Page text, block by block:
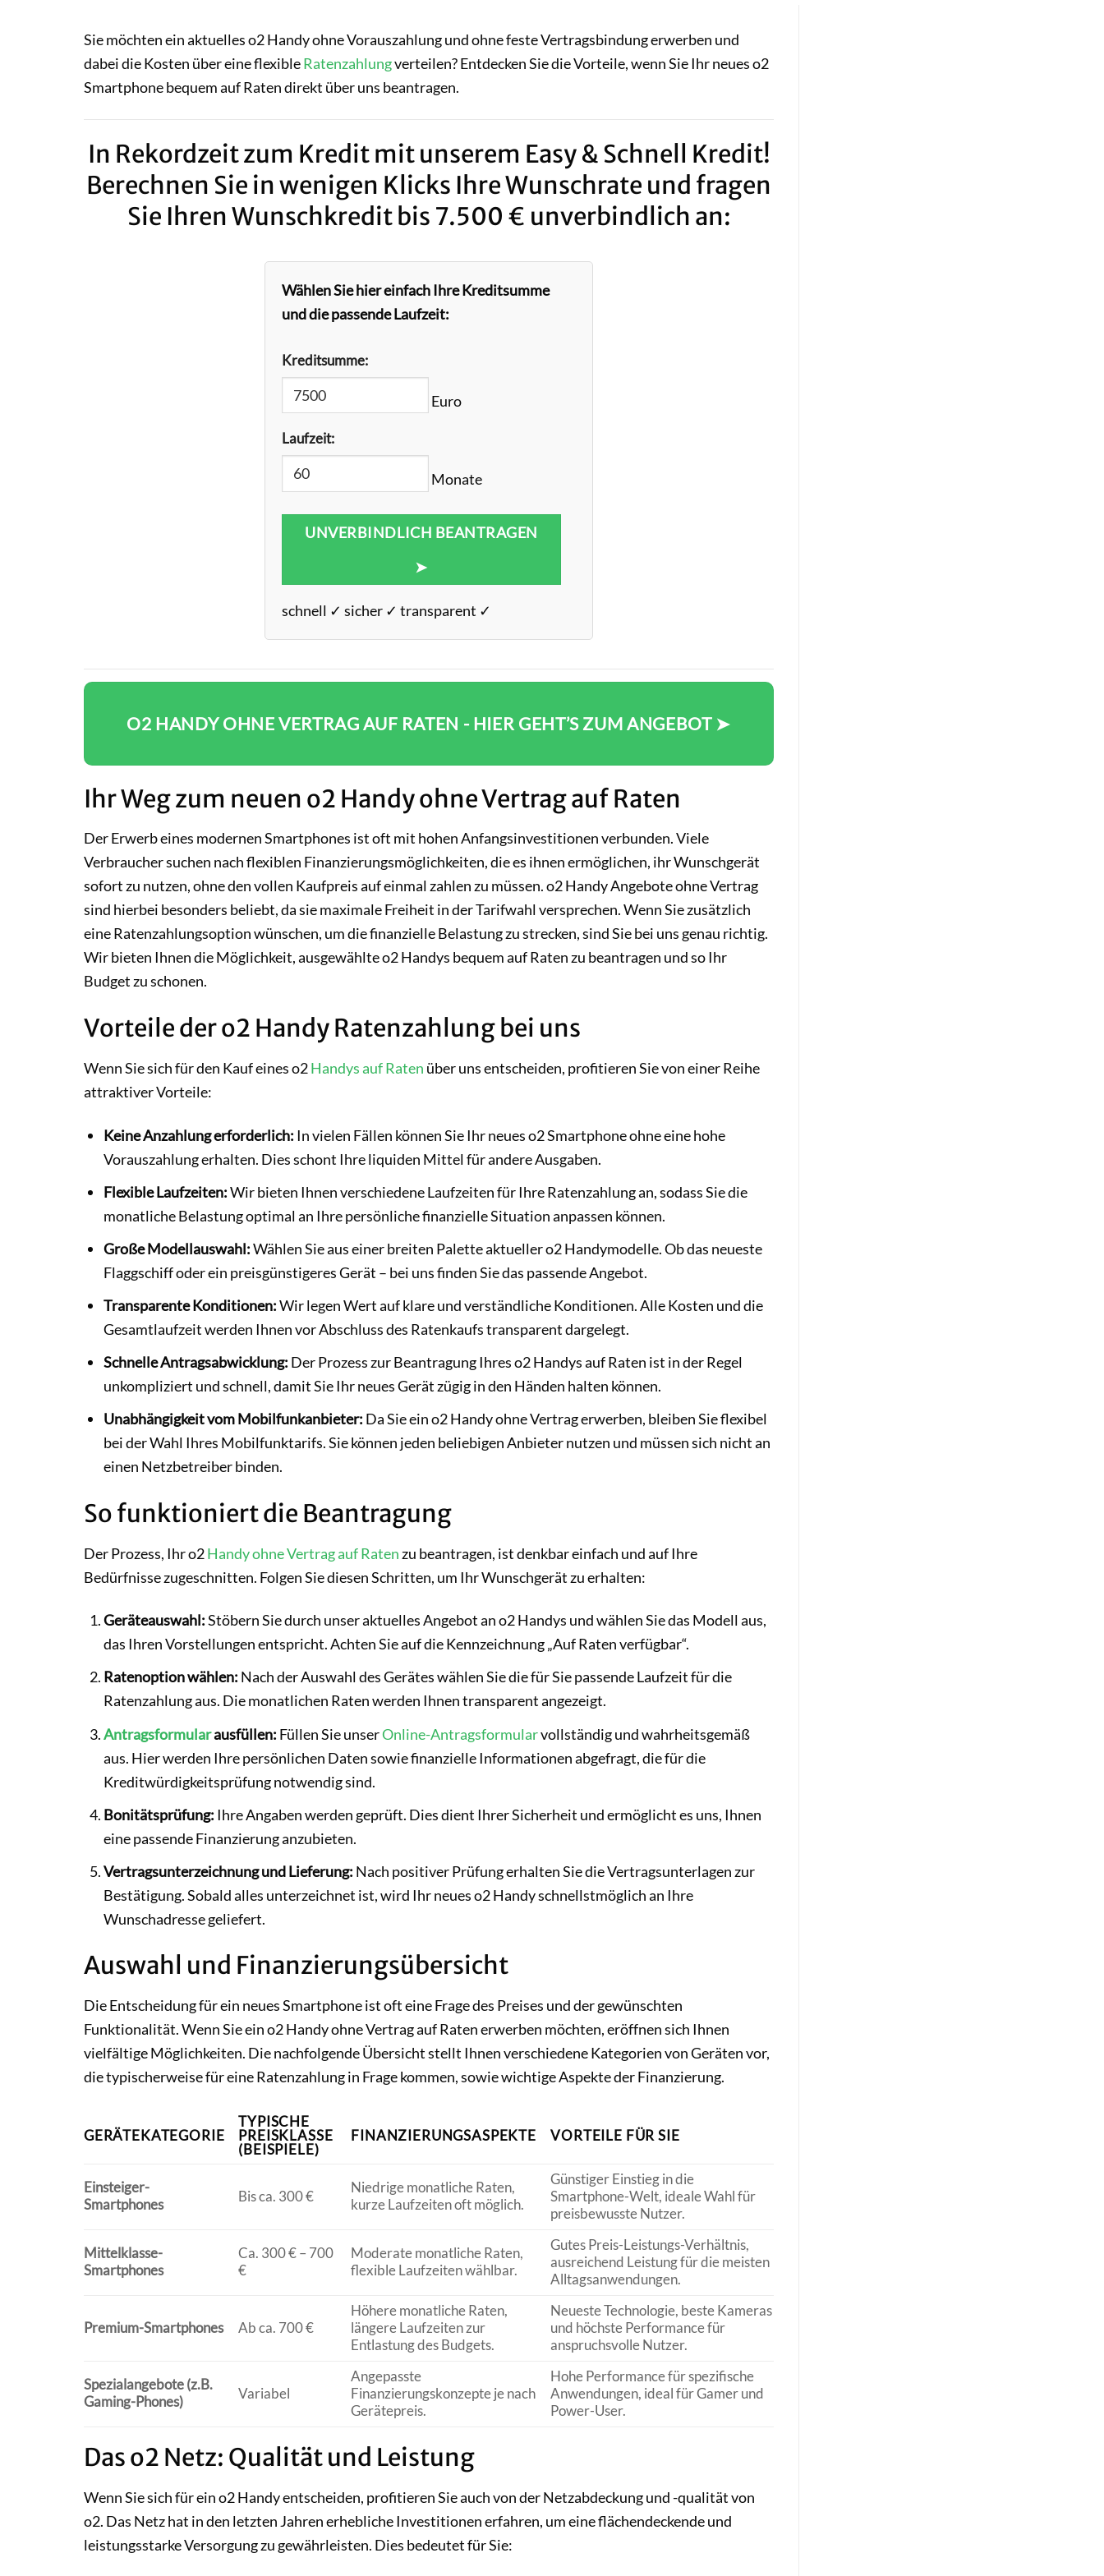
Sie möchten ein aktuelles o2 Handy ohne Vorauszahlung und ohne feste Vertragsbindung erwerben und
dabei die Kosten über eine flexibleRatenzahlungverteilen? Entdecken Sie die Vorteile, wenn Sie Ihr neues o2
Smartphone bequem auf Raten direkt über uns beantragen.
In Rekordzeit zum Kredit mit unserem Easy & Schnell Kredit!
Berechnen Sie in wenigen Klicks Ihre Wunschrate und fragen
Sie Ihren Wunschkredit bis 7.500 € unverbindlich an:
Wählen Sie hier einfach Ihre Kreditsumme
und die passende Laufzeit:
Kreditsumme:
Euro
Laufzeit:
Monate
UNVERBINDLICH BEANTRAGEN
➤
schnell ✓ sicher ✓ transparent ✓
O2 HANDY OHNE VERTRAG AUF RATEN - HIER GEHT’S ZUM ANGEBOT ➤
Ihr Weg zum neuen o2 Handy ohne Vertrag auf Raten
Der Erwerb eines modernen Smartphones ist oft mit hohen Anfangsinvestitionen verbunden. Viele
Verbraucher suchen nach flexiblen Finanzierungsmöglichkeiten, die es ihnen ermöglichen, ihr Wunschgerät
sofort zu nutzen, ohne den vollen Kaufpreis auf einmal zahlen zu müssen. o2 Handy Angebote ohne Vertrag
sind hierbei besonders beliebt, da sie maximale Freiheit in der Tarifwahl versprechen. Wenn Sie zusätzlich
eine Ratenzahlungsoption wünschen, um die finanzielle Belastung zu strecken, sind Sie bei uns genau richtig.
Wir bieten Ihnen die Möglichkeit, ausgewählte o2 Handys bequem auf Raten zu beantragen und so Ihr
Budget zu schonen.
Vorteile der o2 Handy Ratenzahlung bei uns
Wenn Sie sich für den Kauf eines o2Handys auf Raten über uns entscheiden, profitieren Sie von einer Reihe
attraktiver Vorteile:
Keine Anzahlung erforderlich: In vielen Fällen können Sie Ihr neues o2 Smartphone ohne eine hohe
Vorauszahlung erhalten. Dies schont Ihre liquiden Mittel für andere Ausgaben.
Flexible Laufzeiten:Wir bieten Ihnen verschiedene Laufzeiten für Ihre Ratenzahlung an, sodass Sie die
monatliche Belastung optimal an Ihre persönliche finanzielle Situation anpassen können.
Große Modellauswahl:Wählen Sie aus einer breiten Palette aktueller o2 Handymodelle. Ob das neueste
Flaggschiff oder ein preisgünstigeres Gerät – bei uns finden Sie das passende Angebot.
Transparente Konditionen:Wir legen Wert auf klare und verständliche Konditionen. Alle Kosten und die
Gesamtlaufzeit werden Ihnen vor Abschluss des Ratenkaufs transparent dargelegt.
Schnelle Antragsabwicklung: Der Prozess zur Beantragung Ihres o2 Handys auf Raten ist in der Regel
unkompliziert und schnell, damit Sie Ihr neues Gerät zügig in den Händen halten können.
Unabhängigkeit vom Mobilfunkanbieter: Da Sie ein o2 Handy ohne Vertrag erwerben, bleiben Sie flexibel
bei der Wahl Ihres Mobilfunktarifs. Sie können jeden beliebigen Anbieter nutzen und müssen sich nicht an
einen Netzbetreiber binden.
So funktioniert die Beantragung
Der Prozess, Ihr o2Handy ohne Vertrag auf Ratenzu beantragen, ist denkbar einfach und auf Ihre
Bedürfnisse zugeschnitten. Folgen Sie diesen Schritten, um Ihr Wunschgerät zu erhalten:
Geräteauswahl:Stöbern Sie durch unser aktuelles Angebot an o2 Handys und wählen Sie das Modell aus,
das Ihren Vorstellungen entspricht. Achten Sie auf die Kennzeichnung „Auf Raten verfügbar“.
Ratenoption wählen: Nach der Auswahl des Gerätes wählen Sie die für Sie passende Laufzeit für die
Ratenzahlung aus. Die monatlichen Raten werden Ihnen transparent angezeigt.
Antragsformularausfüllen: Füllen Sie unserOnline-Antragsformularvollständig und wahrheitsgemäß
aus. Hier werden Ihre persönlichen Daten sowie finanzielle Informationen abgefragt, die für die
Kreditwürdigkeitsprüfung notwendig sind.
Bonitätsprüfung: Ihre Angaben werden geprüft. Dies dient Ihrer Sicherheit und ermöglicht es uns, Ihnen
eine passende Finanzierung anzubieten.
Vertragsunterzeichnung und Lieferung: Nach positiver Prüfung erhalten Sie die Vertragsunterlagen zur
Bestätigung. Sobald alles unterzeichnet ist, wird Ihr neues o2 Handy schnellstmöglich an Ihre
Wunschadresse geliefert.
Auswahl und Finanzierungsübersicht
Die Entscheidung für ein neues Smartphone ist oft eine Frage des Preises und der gewünschten
Funktionalität. Wenn Sie ein o2 Handy ohne Vertrag auf Raten erwerben möchten, eröffnen sich Ihnen
vielfältige Möglichkeiten. Die nachfolgende Übersicht stellt Ihnen verschiedene Kategorien von Geräten vor,
die typischerweise für eine Ratenzahlung in Frage kommen, sowie wichtige Aspekte der Finanzierung.
GERÄTEKATEGORIE
TYPISCHE
PREISKLASSE
(BEISPIELE)
FINANZIERUNGSASPEKTE VORTEILE FÜR SIE
Einsteiger-
Smartphones
Bis ca. 300 €
Niedrige monatliche Raten,
kurze Laufzeiten oft möglich.
Günstiger Einstieg in die
Smartphone-Welt, ideale Wahl für
preisbewusste Nutzer.
Mittelklasse-
Smartphones
Ca. 300 € – 700
€
Moderate monatliche Raten,
flexible Laufzeiten wählbar.
Gutes Preis-Leistungs-Verhältnis,
ausreichend Leistung für die meisten
Alltagsanwendungen.
Premium-Smartphones Ab ca. 700 €
Höhere monatliche Raten,
längere Laufzeiten zur
Entlastung des Budgets.
Neueste Technologie, beste Kameras
und höchste Performance für
anspruchsvolle Nutzer.
Spezialangebote (z.B.
Gaming-Phones)
Variabel
Angepasste
Finanzierungskonzepte je nach
Gerätepreis.
Hohe Performance für spezifische
Anwendungen, ideal für Gamer und
Power-User.
Das o2 Netz: Qualität und Leistung
Wenn Sie sich für ein o2 Handy entscheiden, profitieren Sie auch von der Netzabdeckung und -qualität von
o2. Das Netz hat in den letzten Jahren erhebliche Investitionen erfahren, um eine flächendeckende und
leistungsstarke Versorgung zu gewährleisten. Dies bedeutet für Sie: